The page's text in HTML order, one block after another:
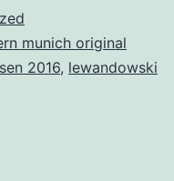
munich original
2016, lewandowski